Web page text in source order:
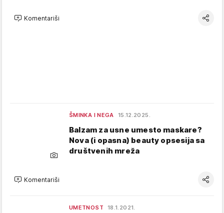
Komentariši
ŠMINKA I NEGA 15.12.2025.
Balzam za usne umesto maskare?
Nova (i opasna) beauty opsesija sa
društvenih mreža
Komentariši
UMETNOST 18.1.2021.